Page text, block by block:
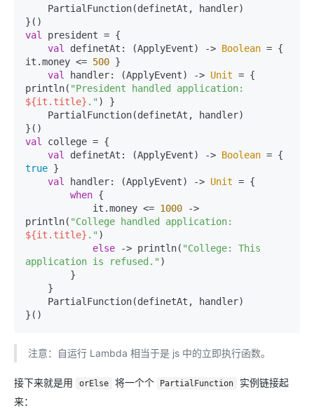
val
president = {
val
definetAt: (ApplyEvent) -> Boolean = {
it.money <= 500 }
val
handler: (ApplyEvent) -> Unit = {
println(
${it.title} ." ) }
val
college = {
val
definetAt: (ApplyEvent) -> Boolean
true }
val
handler: (ApplyEvent) -> Unit = {
when {
            it.money <=
1000 ->
println(
${it.title} ." )
else -> println( "College: This
application is refused." )
注意：自运行 Lambda 相当于是 js 中的立即执行函数。
接下来就是用 orElse 将一个个 PartialFunction
实例链接起
来：